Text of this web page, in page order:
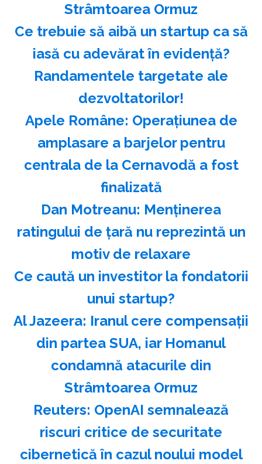
Strâmtoarea Ormuz
Ce trebuie să aibă un startup ca să
iasă cu adevărat în evidență?
Randamentele targetate ale
dezvoltatorilor!
Apele Române: Operaţiunea de
amplasare a barjelor pentru
centrala de la Cernavodă a fost
finalizată
Dan Motreanu: Menţinerea
ratingului de ţară nu reprezintă un
motiv de relaxare
Ce caută un investitor la fondatorii
unui startup?
Al Jazeera: Iranul cere compensaţii
din partea SUA, iar Homanul
condamnă atacurile din
Strâmtoarea Ormuz
Reuters: OpenAI semnalează
riscuri critice de securitate
cibernetică în cazul noului model